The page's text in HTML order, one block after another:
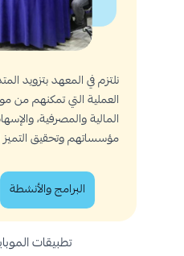
نلتزم في المعهد بتزويد
العملية التي تمكنهم من
المالية والمصرفية، والإسهام
مؤسساتهم وتحقيق التميز
البرامج والأنشطة
تطبيقات